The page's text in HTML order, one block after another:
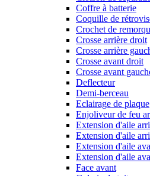
Coffre à batterie
Coquille de
Crochet de
Crosse arrière droit
Crosse arrière
Crosse avant droit
Crosse avant
Deflecteur
Demi-berceau
Eclairage de plaque
Enjoliveur de feu
Extension d'aile
Extension d'aile
Extension d'aile
Extension d'aile
Face avant